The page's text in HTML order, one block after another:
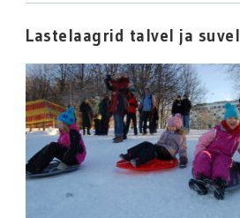
Lastelaagrid talvel ja suvel